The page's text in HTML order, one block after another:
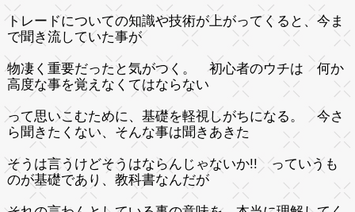
トレードについての知識や技術が上がってくると、今ま
で聞き流していた事が
物凄く重要だったと気がつく。 初心者のウチは 何か
高度な事を覚えなくてはならない
って思いこむために、基礎を軽視しがちになる。 今さ
ら聞きたくない、そんな事は聞きあきた
そうは言うけどそうはならんじゃないか!! っていうも
のが基礎であり、教科書なんだが